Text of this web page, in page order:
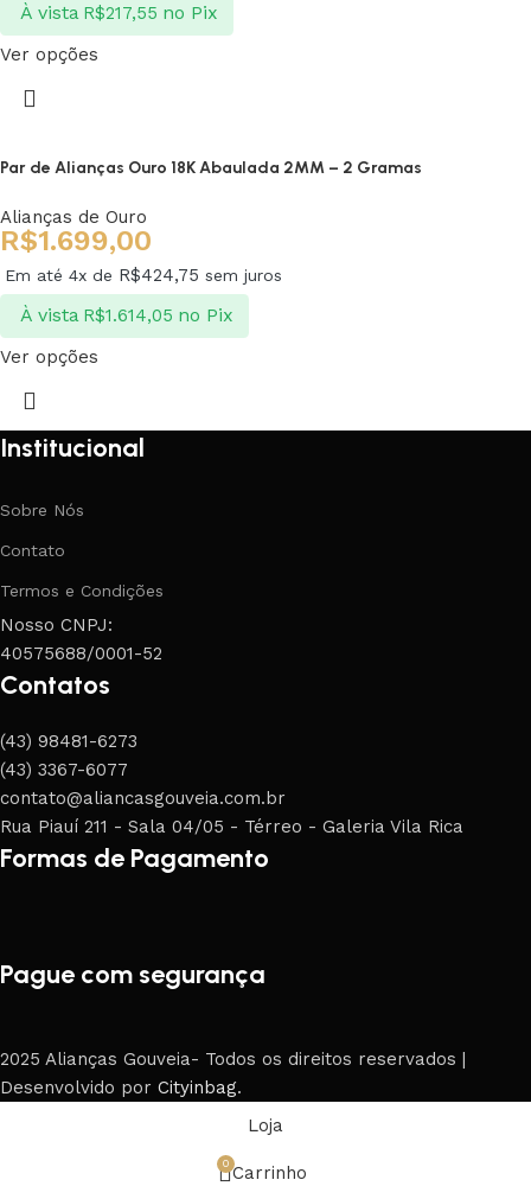
À vista R$217,55 no Pix
Ver opções
Par de Alianças Ouro 18K Abaulada 2MM – 2 Gramas
Alianças de Ouro
R$1.699,00
Em até 4x de R$424,75 sem juros
À vista R$1.614,05 no Pix
Ver opções
Institucional
Sobre Nós
Contato
Termos e Condições
Nosso CNPJ:
40575688/0001-52
Contatos
(43) 98481-6273
(43) 3367-6077
contato@aliancasgouveia.com.br
Rua Piauí 211 - Sala 04/05 - Térreo - Galeria Vila Rica
Formas de Pagamento
Pague com segurança
2025 Alianças Gouveia- Todos os direitos reservados |
Desenvolvido por Cityinbag.
Loja
0 Carrinho